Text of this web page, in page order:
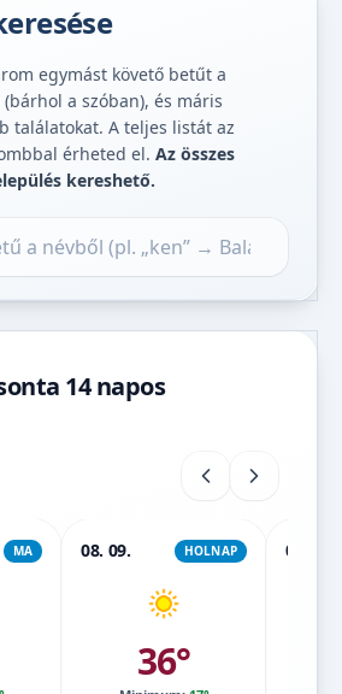
egymást követő betűt a
a szóban), és máris
találatokat. A teljes listát az
érheted el. Az összes
kereshető.
14 napos
MA 08. 09. HOLNAP
36°
08. 10.